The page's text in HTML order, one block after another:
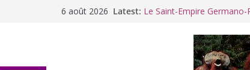
6 août 2026 Latest: Le Saint-Empire Germano-
George : « Le
Le patriarcat », bouc
Cannes. La Palme d’Or